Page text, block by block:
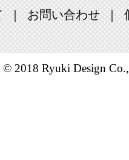
お問い合わせ
2018 Ryuki Design